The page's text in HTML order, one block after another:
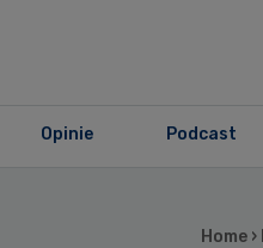
Opinie Podcast
Home ›